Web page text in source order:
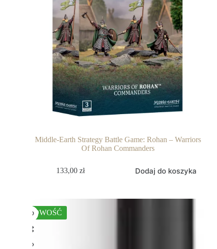
Middle-Earth Strategy Battle Game: Rohan – Warriors
Of Rohan Commanders
133,00 zł Dodaj do koszyka
NOWOŚĆ